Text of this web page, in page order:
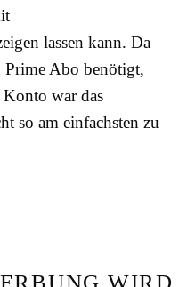
lassen kann. Da
Prime Abo benötigt,
war das
so am einfachsten zu
WIRD